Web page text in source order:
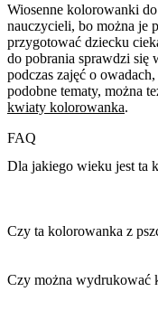
Wiosenne kolorowanki
nauczycieli, bo można je
przygotować dziecku
do pobrania sprawdzi się
podczas zajęć o
podobne tematy, można
kwiaty kolorowanka.
FAQ
Dla jakiego wieku jest ta
Czy ta kolorowanka z
Czy można wydrukować